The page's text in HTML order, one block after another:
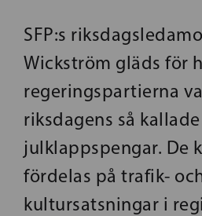
SFP:s
Wickström gläds för
regeringspartierna
riksdagens så kallade
julklappspengar. De
fördelas på trafik-
kultursatsningar i